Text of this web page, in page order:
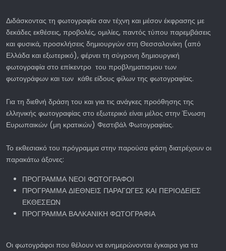
Διδάσκοντας τη φωτογραφία σαν τέχνη και μέσον έκφρασης με
δεκάδες εκθέσεις, προβολές, ομιλίες, παντός τύπου παρεμβάσεις
και φυσικά, προσκλήσεις δημιουργών στη Θεσσαλονίκη (από
Ελλάδα και εξωτερικό), φέρνει τη σύγρονη δημιουργική
φωτογραφία στο επίκεντρο του προβληματισμου των
φωτογράφων και των κάθε είδους φίλων της φωτογραφίας.
Για τη διεθνή δράση του και για τις ανάγκες προόθησης της
ελληνικής φωτογραφίας στο εξωτερικό είναι μέλος στην Ένωση
Ευρωπαικών (μη κρατικών) Φεστιβάλ Φωτογραφίας.
Το εκθεσιακό του πρόγραμμα στην παρούσα φάση διατρέχουν οι
παρακάτω άξονες:
ΠΡΟΓΡΑΜΜΑ ΝΕΟΙ ΦΩΤΟΓΡΑΦΟΙ
ΠΡΟΓΡΑΜΜΑ ΔΙΕΘΝΕΙΣ ΠΑΡΑΓΩΓΕΣ ΚΑΙ ΠΕΡΙΟΔΕΙΕΣ
ΕΚΘΕΣΕΩΝ
ΠΡΟΓΡΑΜΜΑ ΒΑΛΚΑΝΙΚΗ ΦΩΤΟΓΡΑΦΙΑ
Οι φωτογράφοι που θέλουν να ενημερώνονται έγκαιρα για τα